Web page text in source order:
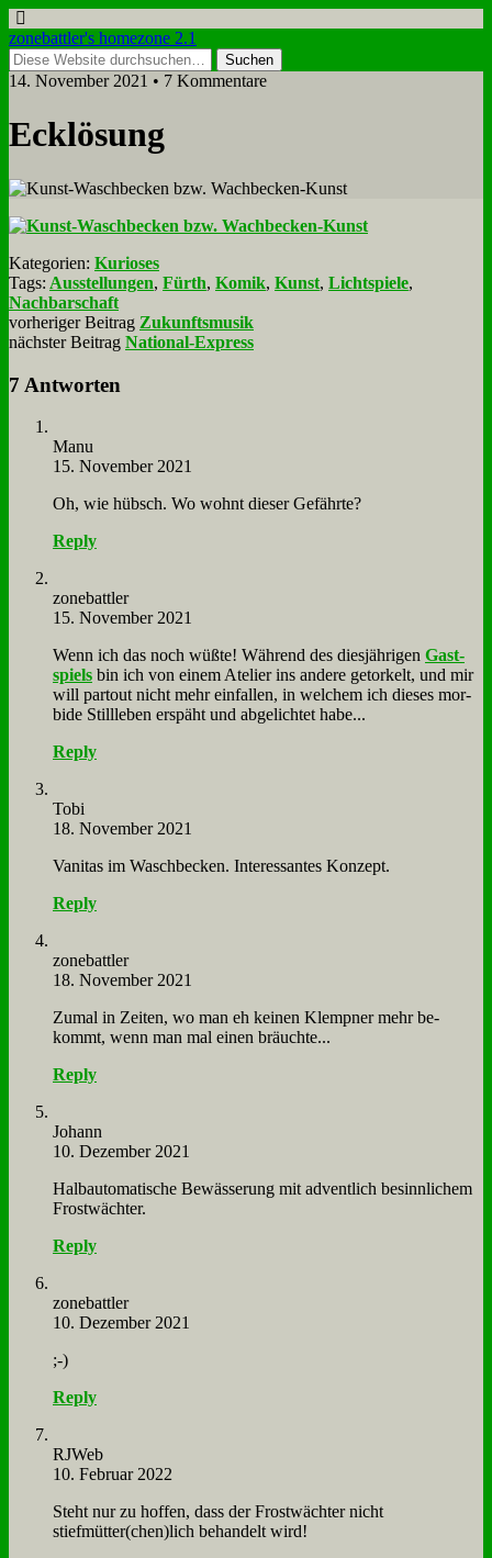
zonebattler's homezone 2.1
14. November 2021 • 7 Kommentare
Eck­lö­sung
Kategorien: Kurioses
Tags: Ausstellungen, Fürth, Komik, Kunst, Lichtspiele,
Nachbarschaft
vorheriger Beitrag Zukunftsmusik
nächster Beitrag National-Express
7 Antworten
Ma­nu
15. November 2021
Oh, wie hübsch. Wo wohnt die­ser Ge­fähr­te?
Reply
zone­batt­ler
15. November 2021
Wenn ich das noch wüß­te! Wäh­rend des dies­jäh­ri­gen Gast­
spiels bin ich von ei­nem Ate­lier ins an­de­re ge­tor­kelt, und mir
will par­tout nicht mehr ein­fal­len, in wel­chem ich die­ses mor­
bi­de Still­le­ben er­späht und ab­ge­lich­tet ha­be...
Reply
To­bi
18. November 2021
Va­ni­tas im Wasch­becken. In­ter­es­san­tes Kon­zept.
Reply
zone­batt­ler
18. November 2021
Zu­mal in Zei­ten, wo man eh kei­nen Klemp­ner mehr be­
kommt, wenn man mal ei­nen bräuch­te...
Reply
Jo­hann
10. Dezember 2021
Halb­au­to­ma­ti­sche Be­wäs­se­rung mit ad­vent­lich be­sinn­li­chem
Frost­wäch­ter.
Reply
zone­batt­ler
10. Dezember 2021
;-)
Reply
RJ­Web
10. Februar 2022
Steht nur zu hof­fen, dass der Frost­wäch­ter nicht
stiefmütter(chen)lich be­han­delt wird!